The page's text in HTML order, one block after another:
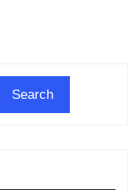
Search